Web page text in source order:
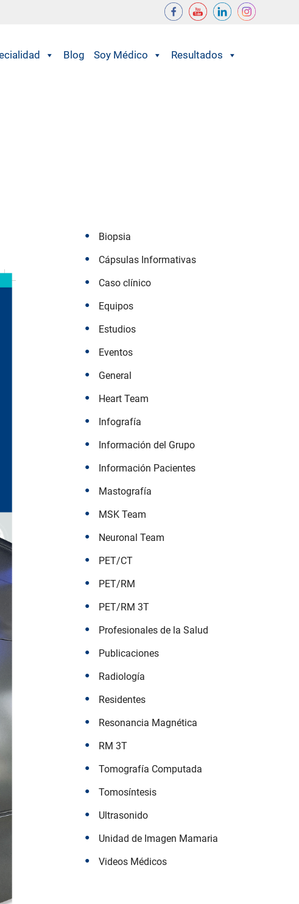
Blog Soy Médico Resultados
Biopsia
Cápsulas Informativas
Caso clínico
Equipos
Estudios
Eventos
General
Heart Team
Infografía
Información del Grupo
Información Pacientes
Mastografía
MSK Team
Neuronal Team
PET/CT
PET/RM
PET/RM 3T
Profesionales de la Salud
Publicaciones
Radiología
Residentes
Resonancia Magnética
RM 3T
Tomografía Computada
Tomosíntesis
Ultrasonido
Unidad de Imagen Mamaria
Videos Médicos